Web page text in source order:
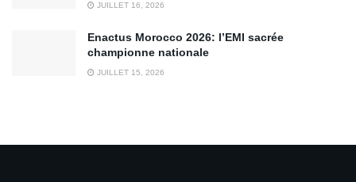
JUILLET 16, 2026
Enactus Morocco 2026: l’EMI sacrée
championne nationale
JUILLET 15, 2026